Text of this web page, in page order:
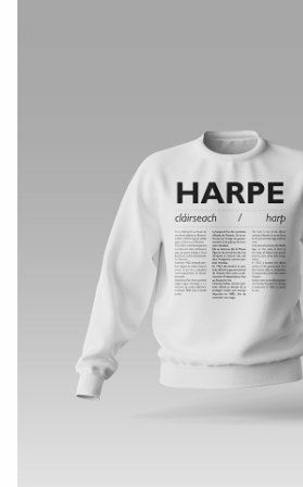
International
Erasmus
Accueil des étrangers
Partir à l’étranger